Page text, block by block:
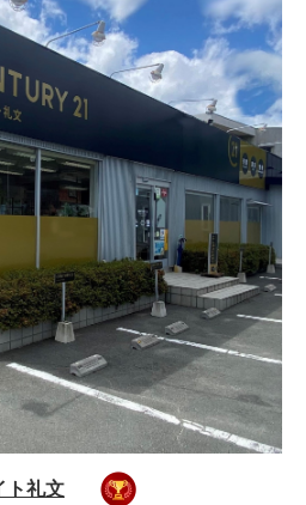
ト礼文